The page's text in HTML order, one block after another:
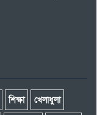
শিক্ষা খেলাধুলা